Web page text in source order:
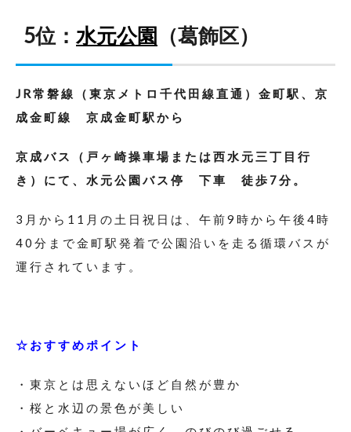
5位： 水元公園 （葛飾区）
JR常磐線（東京メトロ千代田線直通）金町駅、京
成金町線 京成金町駅から
京成バス（戸ヶ崎操車場または西水元三丁目行
き）にて、水元公園バス停 下車 徒歩7分。
3月から11月の土日祝日は、午前9時から午後4時
40分まで金町駅発着で公園沿いを走る循環バスが
運行されています。
☆おすすめポイント
・東京とは思えないほど自然が豊か
・桜と水辺の景色が美しい